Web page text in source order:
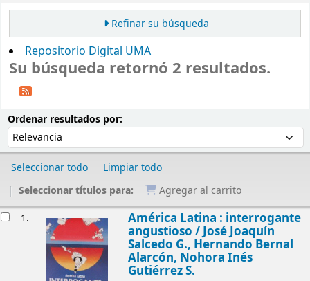
Refinar su búsqueda
Repositorio Digital UMA
Su búsqueda retornó 2 resultados.
Ordenar resultados por:
Seleccionar todo
Limpiar todo
Seleccionar títulos para:
Agregar al carrito
1. América Latina : interrogante
angustioso /José Joaquín
Salcedo G., Hernando Bernal
Alarcón, Nohora Inés
Gutiérrez S.